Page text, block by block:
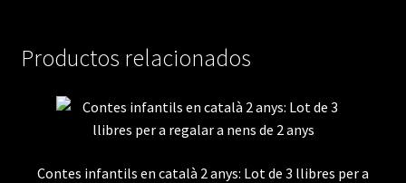
Productos relacionados
Contes infantils en català 2 anys: Lot de 3 llibres per a